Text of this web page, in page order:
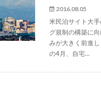
2016.08.05
米民泊サイト大
グ規制の構築に
みが大きく前進
の4月、自宅…